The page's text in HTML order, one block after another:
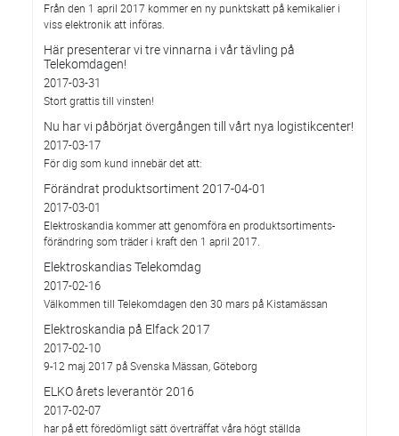
Från den 1 april 2017 kommer en ny punktskatt på kemikalier i
viss elektronik att införas.
Här presenterar vi tre vinnarna i vår tävling på
Telekomdagen!
2017-03-31
Stort grattis till vinsten!
Nu har vi påbörjat övergången till vårt nya logistikcenter!
2017-03-17
För dig som kund innebär det att:
Förändrat produktsortiment 2017-04-01
2017-03-01
Elektroskandia kommer att genomföra en produktsortiments-
förändring som träder i kraft den 1 april 2017.
Elektroskandias Telekomdag
2017-02-16
Välkommen till Telekomdagen den 30 mars på Kistamässan
Elektroskandia på Elfack 2017
2017-02-10
9-12 maj 2017 på Svenska Mässan, Göteborg
ELKO årets leverantör 2016
2017-02-07
har på ett föredömligt sätt överträffat våra högt ställda